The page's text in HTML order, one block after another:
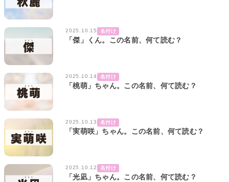
2025.10.15 名付け
「傑」くん。この名前、何て読む？
2025.10.14 名付け
「桃萌」ちゃん。この名前、何て読む？
2025.10.13 名付け
「実萌咲」ちゃん。この名前、何て読む？
2025.10.12 名付け
「光凪」ちゃん。この名前、何て読む？